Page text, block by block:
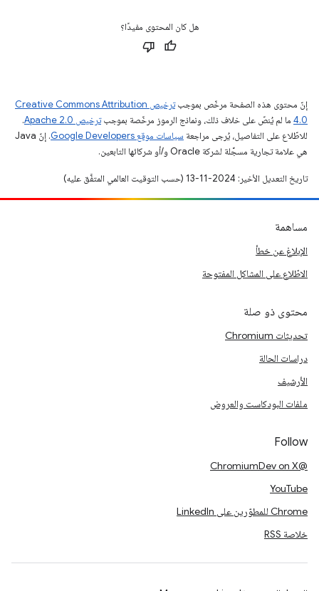
هل كان المحتوى مفيدًا؟
إنّ محتوى هذه الصفحة مرخّص بموجب
ترخيص Creative Commons Attribution
4.0‏ ما لم يُنصّ على خلاف ذلك، ونماذج الرموز مرخّصة بموجبترخيص Apache 2.0‏
.
للاطّلاع على التفاصيل، يُرجى مراجعة سياسات موقع Google Developers‏
. إنّ Java
هي علامة تجارية مسجَّلة لشركة Oracle و/أو شركائها التابعين.
تاريخ التعديل الأخير: 2024-11-13 (حسب التوقيت العالمي المتفَّق عليه)
مساهمة
الإبلاغ عن خطأ
الاطّلاع على المشاكل المفتوحة
محتوى ذو صلة
تحديثات Chromium
دراسات الحالة
الأرشيف
ملفات البودكاست والعروض
Follow
@ChromiumDev on X
YouTube
Chrome للمطوّرين على LinkedIn
خلاصة RSS